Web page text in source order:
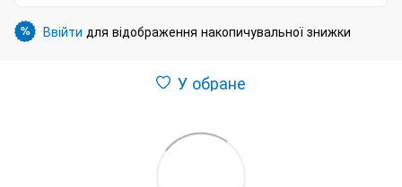
% Ввійти для відображення накопичувальної знижки
У обране